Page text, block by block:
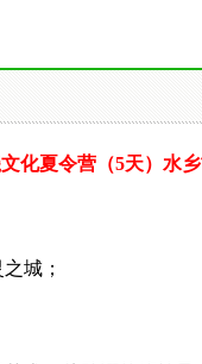
化夏令营（5天）水
城；